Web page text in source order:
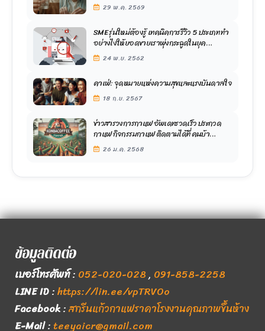
29 พ.ค. 2569
SME รุ่นใหม่ต้องรู้ เทคนิคการรีวิว 5 ประเภท ทำ
อย่างไงให้ยอดขายเราพุ่งกระฉูดในยุค
ออนไลน์ปัจจุบัน
24 พ.ย. 2562
คาเฟ่: จุดหมายแห่งความสุขและแรงบันดาลใจ
18 ก.ย. 2567
ข่าวสารวงการกาแฟ อัพเดทรวดเร็ว ประกวด
กาแฟ กิจกรรมกาแฟ ติดตามได้ที่ คนบ้า
กาแฟ.com
26 ม.ค. 2568
ข้อมูลติดต่อ
เบอร์โทรศัพท์: 052-020-028, 091-858-2258
LINE ID:https://lin.ee/vpTRVOo
Facebook:สกรีนแก้วกาแฟราคาโรงงานคุณภาพขึ้นห้าง
E-Mail:teeyaicr@gmail.com